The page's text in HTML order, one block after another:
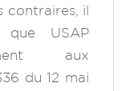
contraires, il
que USAP
aux
du 12 mai